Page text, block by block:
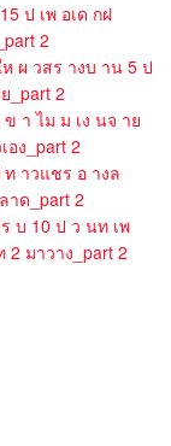
ป เพ อเด กฝ
2
ผ วสร างบ าน 5 ป
_part 2
า ไม ม เง นจ าย
ง_part 2
าวแชร อ างล
าด_part 2
บ 10 ป ว นท เพ
มาวาง_part 2